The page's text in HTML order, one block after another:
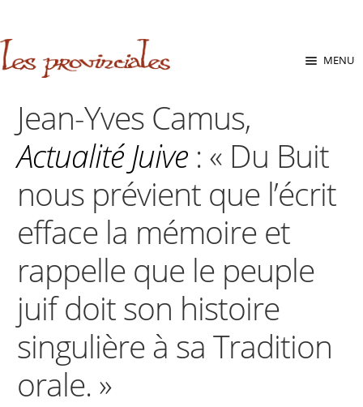
Aller
à
navigation
Aller
au
MENU
Jean-Yves Camus,
Actualité Juive : « Du Buit
nous prévient que l’écrit
efface la mémoire et
rappelle que le peuple
juif doit son histoire
singulière à sa Tradition
orale. »